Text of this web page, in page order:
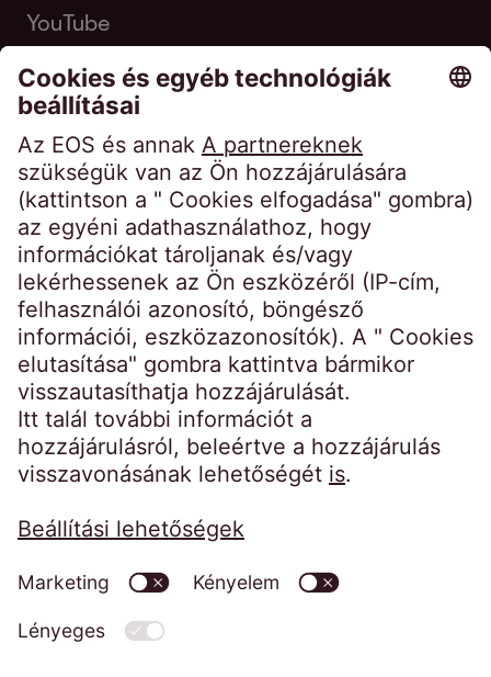
YouTube
Kezdőoldal Impresszum
Weboldal adatkezelési tájékoztatója
Magatartási kódexek
Visszaélés bejelentő rendszer
EOS Faktor Zrt. MNB határozatok